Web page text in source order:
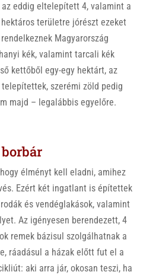
eddig eltelepített 4, valamint a
területre jórészt ezeket
Magyarország
kék, valamint tarcali kék
kettőből egy-egy hektárt, az
szerémi zöld pedig
majd – legalábbis egyelőre.
élményt kell eladni, amihez
Ezért két ingatlant is építettek
és vendéglakások, valamint
Az igényesen berendezett, 4
remek bázisul szolgálhatnak a
ráadásul a házak előtt fut el a
aki arra jár, okosan teszi, ha